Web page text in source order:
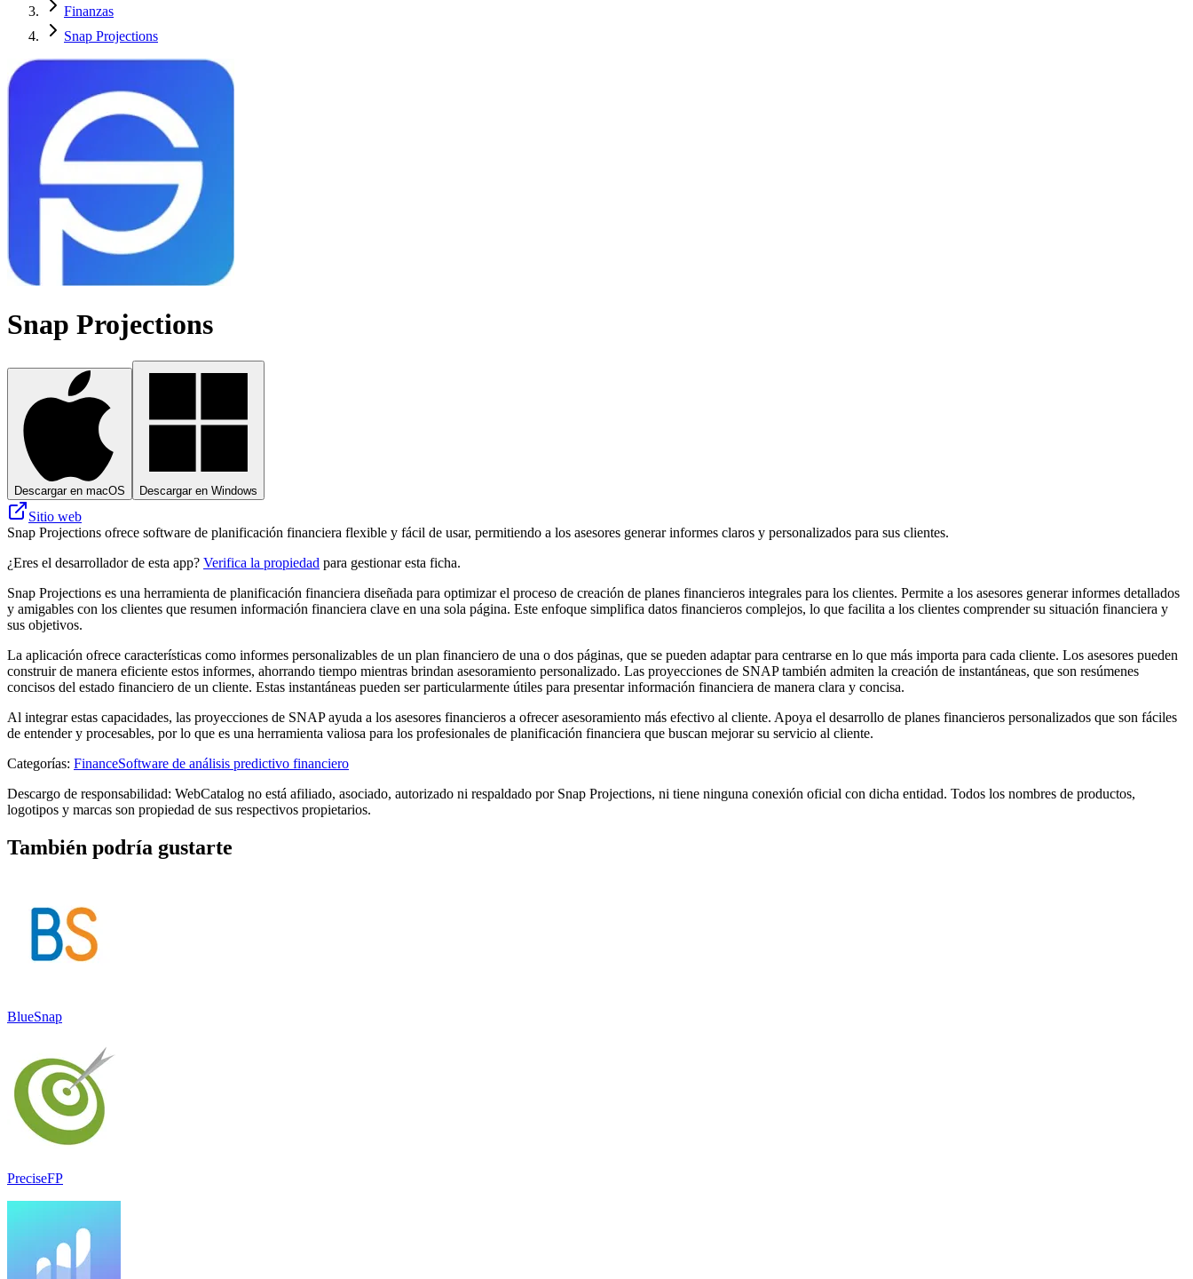
Finanzas
Snap Projections
Snap Projections
Descargar en macOS Descargar en Windows
Sitio web
Snap Projections ofrece software de planificación financiera flexible y fácil de usar, permitiendo a los asesores generar informes claros y personalizados para sus clientes.
¿Eres el desarrollador de esta app? Verifica la propiedad para gestionar esta ficha.
Snap Projections es una herramienta de planificación financiera diseñada para optimizar el proceso de creación de planes financieros integrales para los clientes. Permite a los asesores generar informes detallados
y amigables con los clientes que resumen información financiera clave en una sola página. Este enfoque simplifica datos financieros complejos, lo que facilita a los clientes comprender su situación financiera y
sus objetivos.
La aplicación ofrece características como informes personalizables de un plan financiero de una o dos páginas, que se pueden adaptar para centrarse en lo que más importa para cada cliente. Los asesores pueden
construir de manera eficiente estos informes, ahorrando tiempo mientras brindan asesoramiento personalizado. Las proyecciones de SNAP también admiten la creación de instantáneas, que son resúmenes
concisos del estado financiero de un cliente. Estas instantáneas pueden ser particularmente útiles para presentar información financiera de manera clara y concisa.
Al integrar estas capacidades, las proyecciones de SNAP ayuda a los asesores financieros a ofrecer asesoramiento más efectivo al cliente. Apoya el desarrollo de planes financieros personalizados que son fáciles
de entender y procesables, por lo que es una herramienta valiosa para los profesionales de planificación financiera que buscan mejorar su servicio al cliente.
Categorías: FinanceSoftware de análisis predictivo financiero
Descargo de responsabilidad: WebCatalog no está afiliado, asociado, autorizado ni respaldado por Snap Projections, ni tiene ninguna conexión oficial con dicha entidad. Todos los nombres de productos,
logotipos y marcas son propiedad de sus respectivos propietarios.
También podría gustarte
BlueSnap
PreciseFP